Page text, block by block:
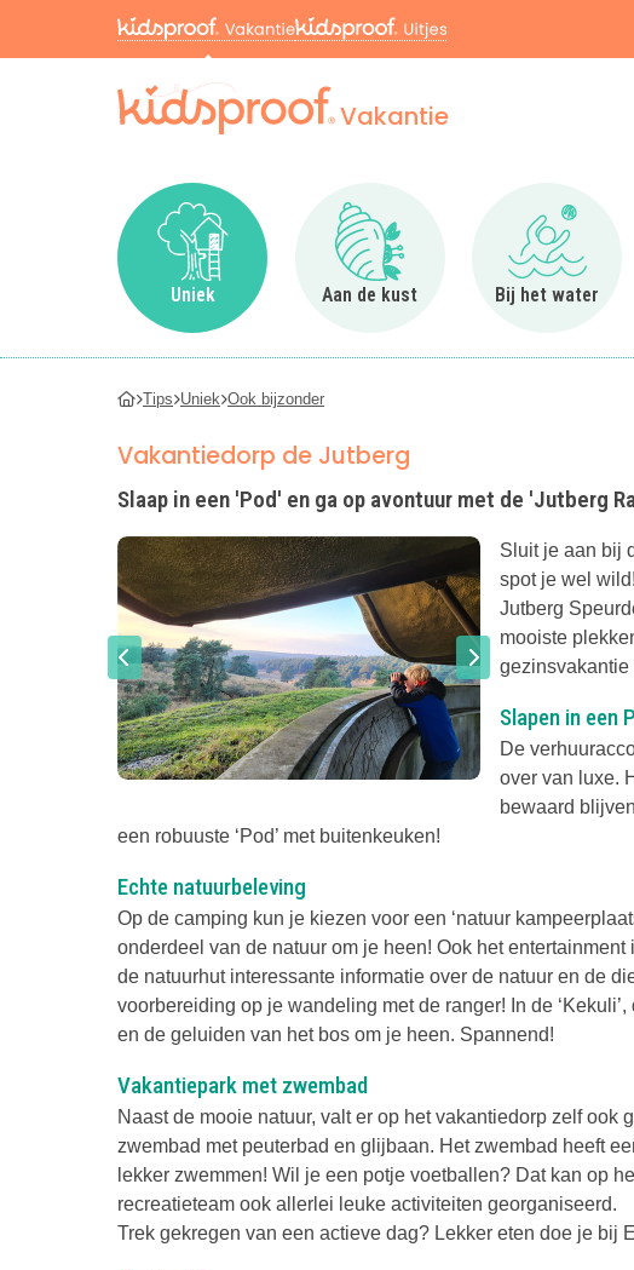
Vakantie
Uniek
Ga naar Uniek
Aan de kust
Ga naar Aan de kust
Bij het water
Ga naar
Tips Uniek Ook bijzonder
Vakantiedorp de Jutberg
Slaap in een 'Pod' en ga op avontuur met de 'Jutberg
Sluit je aan bij
spot je wel
Jutberg
mooiste
gezinsvakantie
Slapen in een
De
over van luxe.
bewaard
een robuuste ‘Pod’ met buitenkeuken!
Echte natuurbeleving
Op de camping kun je kiezen voor een ‘natuur
onderdeel van de natuur om je heen! Ook het
de natuurhut interessante informatie over de natuur en de
voorbereiding op je wandeling met de ranger! In de
en de geluiden van het bos om je heen. Spannend!
Vakantiepark met zwembad
Naast de mooie natuur, valt er op het vakantiedorp zelf
zwembad met peuterbad en glijbaan. Het zwembad heeft
lekker zwemmen! Wil je een potje voetballen? Dat kan op
recreatieteam ook allerlei leuke activiteiten georganiseerd.
Trek gekregen van een actieve dag? Lekker eten doe je bij